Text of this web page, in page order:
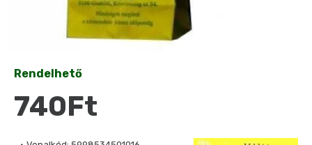
Rendelhető
740Ft